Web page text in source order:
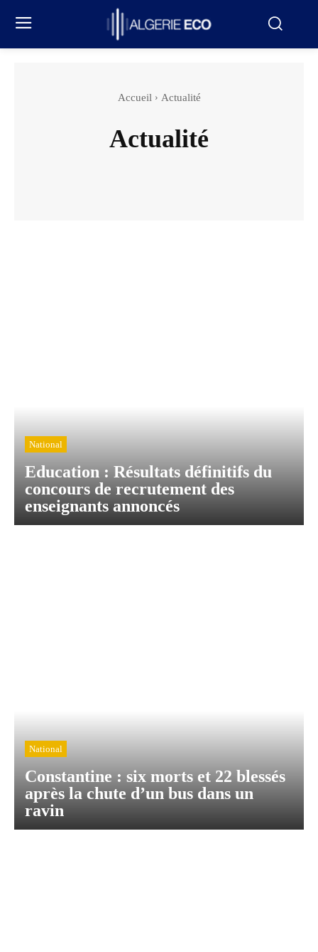
Accueil Actualité
Actualité
National
Education : Résultats définitifs du
concours de recrutement des
enseignants annoncés
National
Constantine : six morts et 22 blessés
après la chute d’un bus dans un
ravin